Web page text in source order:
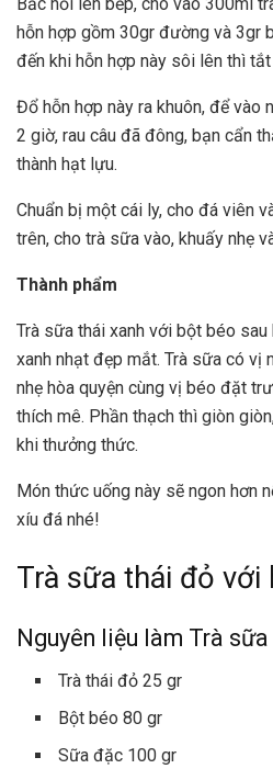
hỗn hợp gồm 30gr đường và 3gr
đến khi hỗn hợp này sôi lên thì tắt
Đổ hỗn hợp này ra khuôn, để vào
2 giờ, rau câu đã đông, bạn cẩn
thành hạt lựu.
Chuẩn bị một cái ly, cho đá viên
trên, cho trà sữa vào, khuấy nhẹ
Thành phẩm
Trà sữa thái xanh với bột béo sau
xanh nhạt đẹp mắt. Trà sữa có vị
nhẹ hòa quyện cùng vị béo đặt
thích mê. Phần thạch thì giòn
khi thưởng thức.
Món thức uống này sẽ ngon hơn
xíu đá nhé!
Trà sữa thái đỏ với
Nguyên liệu làm Trà
Trà thái đỏ 25 gr
Bột béo 80 gr
Sữa đặc 100 gr